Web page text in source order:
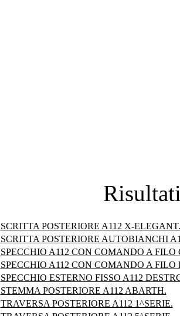
SCRITTA POSTERIORE A112 X-ELEGANT.
SCRITTA POSTERIORE AUTOBIANCHI
SPECCHIO A112 CON COMANDO A FILO
SPECCHIO A112 CON COMANDO A FILO
SPECCHIO ESTERNO FISSO A112
STEMMA POSTERIORE A112 ABARTH.
TRAVERSA POSTERIORE A112 1^SERIE.